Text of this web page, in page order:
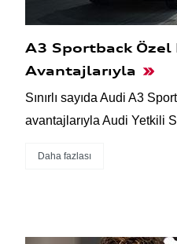
A3 Sportback Özel
Avantajlarıyla
Sınırlı sayıda Audi A3
avantajlarıyla Audi Yetkili
Daha fazlası